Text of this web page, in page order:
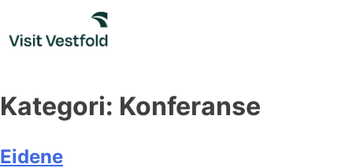
content
Kategori: Konferanse
Eidene